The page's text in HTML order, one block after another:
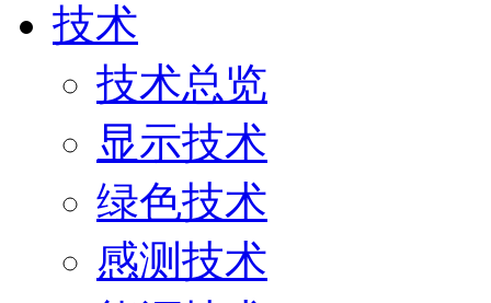
技术
技术总览
显示技术
绿色技术
感测技术